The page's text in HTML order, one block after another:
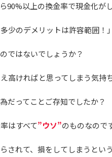
90%以上の換金率で現金化が
少のデメリットは許容範囲！」
ではないでしょうか？
高ければと思ってしまう気持
だってことご存知でしたか？
はすべて”ウソ”のものなので
されて、損をしてしまうとい